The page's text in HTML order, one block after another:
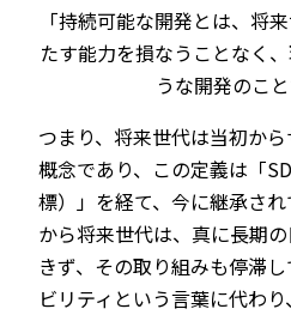
「持続可能な開発とは、将
たす能力を損なうことなく
うな開発のこと
つまり、将来世代は当初か
概念であり、この定義は「
標）」を経て、今に継承さ
から将来世代は、真に長期
きず、その取り組みも停滞
ビリティという言葉に代わ